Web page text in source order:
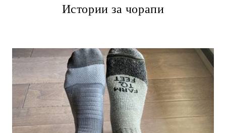
Истории за чорапи